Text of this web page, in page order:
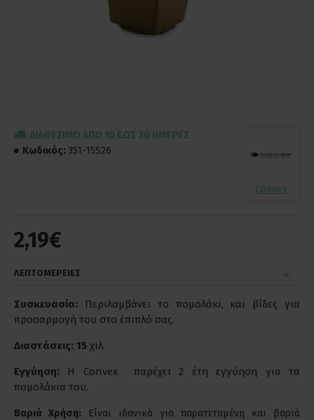
2,19€
ΔΙΑΘΈΣΙΜΟ ΑΠΌ 10 ΈΩΣ 30 ΗΜΈΡΕΣ
Κωδικός: 351-15S26
Convex
ΛΕΠΤΟΜΕΡΕΙΕΣ
Συσκευασία:
Περιλαμβάνει το πομολάκι, και βίδες για
προσαρμογή του στο έπιπλό σας.
Διαστάσεις: 15 χιλ.
Εγγύηση: Η Convex παρέχει 2 έτη εγγύηση για τα
πομολάκια του.
Βαριά Χρήση: Είναι ιδανικά για παρατεταμένη και βαριά